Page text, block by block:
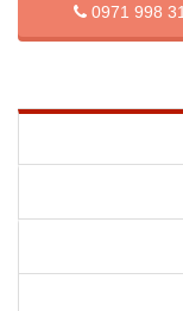
0971 998